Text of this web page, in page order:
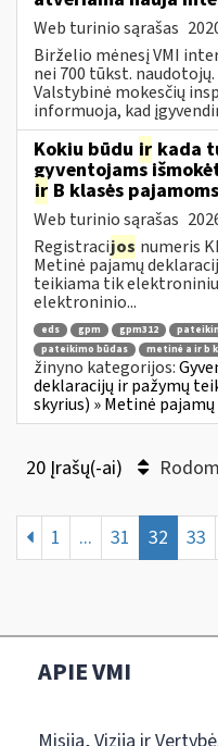
Web turinio sąrašas
Birželio mėnesį VMI
nei 700 tūkst. naudotojų.
Valstybinė mokesčių
informuoja, kad
Kokiu būdu ir kada
gyventojams
ir B klasės
Web turinio sąrašas
Registracijos numeris
Metinė pajamų
teikiama tik
elektroninio...
eds gpm gpm312
pateikimo būdas
metinė a ir b
žinyno kategorijos:
deklaracijų ir pažymų
skyrius) » Metinė
20 Įrašų(-ai)
1 ... 31 32 33
APIE VMI
Misija, Vizija ir